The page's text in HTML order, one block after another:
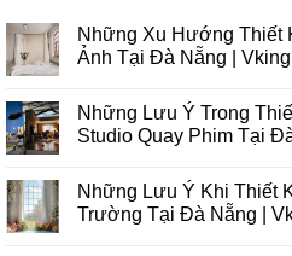
Những Xu Hướng Thiết
Ảnh Tại Đà Nẵng |
bình
luận
ở
Hướng
Thiết
Kế
Những Lưu Ý Trong
Studio Quay Phim Tại
bình
luận
ở
Những Lưu Ý Khi Thiết
Trường Tại Đà Nẵng |